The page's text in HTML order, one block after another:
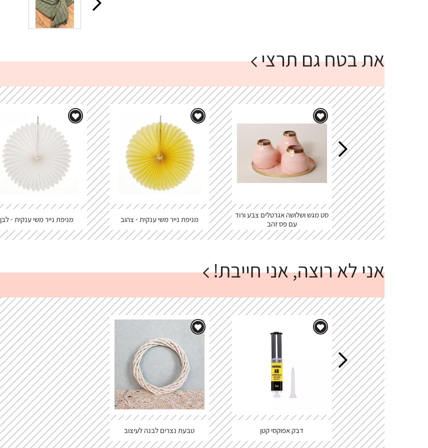
את בטח גם תרצי
סט מגש ושלושה אגרטלים צבע ורוד
עם פס זהב
מניפת נייר משי ענקית - צהוב מניפת נייר משי ענקית - לבן
אני לא רוצה, אני חייבת!
דבק אפוקסי קטן טבעת נצרים לבנה לעיצוב